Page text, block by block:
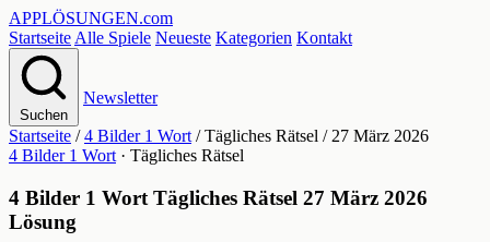
APPLÖSUNGEN.com
Startseite Alle Spiele Neueste Kategorien Kontakt
Suchen
Newsletter
Startseite / 4 Bilder 1 Wort / Tägliches Rätsel / 27 März 2026
4 Bilder 1 Wort · Tägliches Rätsel
4 Bilder 1 Wort Tägliches Rätsel 27 März 2026
Lösung